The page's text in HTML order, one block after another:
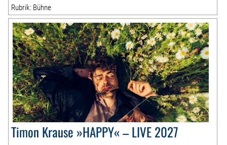
Rubrik: Bühne
Timon Krause »HAPPY« – LIVE 2027